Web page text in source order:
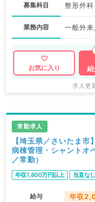
募集科目 整形外科
業務内容 一般外
お気に入り
紹
求人更
常勤求人
【埼玉県／さいたま
病棟管理・シャントオ
／常勤）
年収1,800万円以上 当直なし
給与 年収